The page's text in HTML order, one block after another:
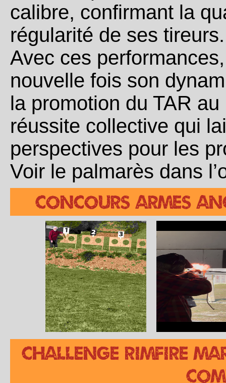
calibre, confirmant la
régularité de ses tireurs.
Avec ces
nouvelle fois son
la promotion du TAR
réussite collective qui
perspectives pour les
Voir le palmarès dans
CONCOURS ARMES
CHALLENGE RIMFIRE